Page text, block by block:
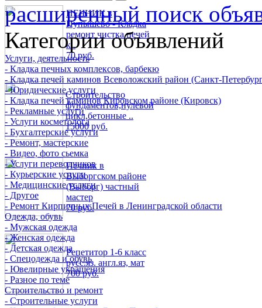
ПЕЧНИК в
Пупышево - Кладка
ремонт чистка печей
к..
70 руб.
Строительство
фундаментов,нулевой
цикл,бетонные ..
15000 руб.
Печник в
Выборгском районе
(Выборг) частный
мастер
70 руб.
Репетитор 1-6 класс
русс.яз. англ.яз, мат
700 руб.
расширенный поиск
Категории объявлений
Услуги, деятельность
- Кладка печных комплексов, барбекю
- Кладка печей каминов Всеволожский район (Санкт-
- Юридические услуги
- Кладка печей каминов Кировском районе (Кировск)
- Рекламные услуги
- Услуги косметолога
- Бухгалтерские услуги
- Ремонт, мастерские
- Видео, фото сьемка
- Услуги переводчиков
- Курьерские услуги
- Медицинские услуги
- Другое
- Ремонт Кирпичных Печей в Ленинградской области
Одежда, обувь
- Мужская одежда
- Женская одежда
- Детская одежда
- Спецодежда и обувь
- Ювелирные украшения
- Разное по теме
Строительство и ремонт
- Строительные услуги